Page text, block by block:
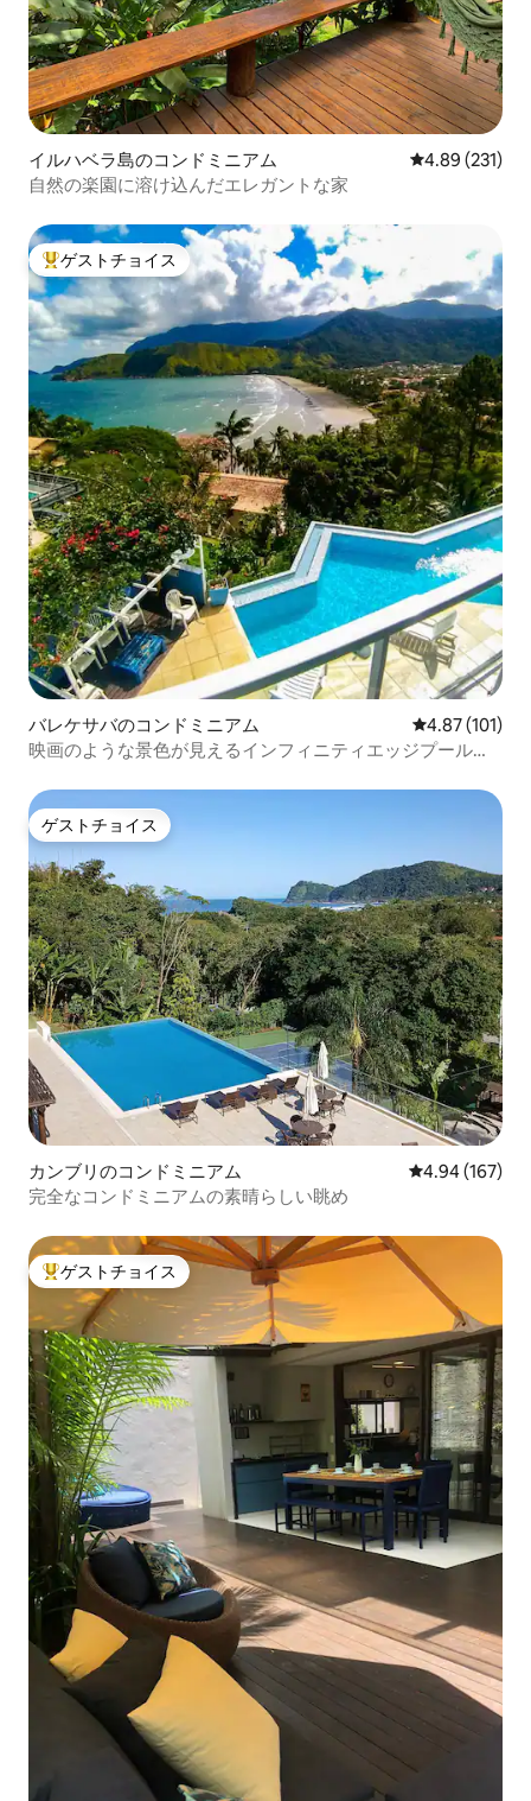
イルハベラ島のコンドミニアム レビュー231
4.89 (231)
自然の楽園に溶け込んだエレガントな家
大好評のゲストチョイスです。
ゲストチョイス
バレケサバのコンドミニアム レビュー101
4.87 (101)
映画のような景色が見えるインフィニティエッジプールと
ゲストチョイス
ゲストチョイス
カンブリのコンドミニアム レビュー167
4.94 (167)
完全なコンドミニアムの素晴らしい眺め
大好評のゲストチョイスです。
ゲストチョイス